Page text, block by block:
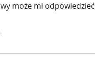
może mi odpowiedzieć